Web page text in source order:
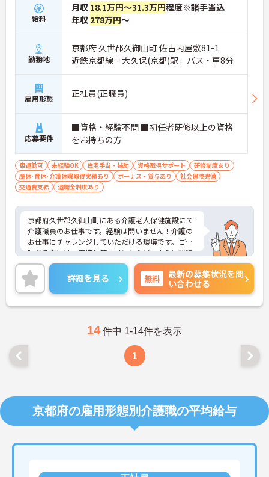
給料
月収 18.1万円～31.3万円程度※諸手当込
年収 278万円～
勤務地
京都府 久世郡久御山町 佐古内屋敷81-1
近鉄京都線「大久保(京都)駅」バス・車8分
雇用形態 正社員(正職員)
応募要件
■資格・経験不問 ■初任者研修以上の資格
をお持ちの方
車通勤可 未経験OK 住宅手当・補助 資格取得サポート
研修制度あり
産休･育休･介護休暇取得実績あり
ボーナス・賞与あり
社会保険完備
交通費支給
退職金制度あり
京都府久世郡久御山町にある介護老人保健施設にて
介護職員のお仕事です。経験は問いません！介護の
お仕事にチャレンジしていただける環境です。ご興
味ある方には、面接対策ポイントなど、さらに詳細
をお話しいたしますのでお気軽にご相談ください。
詳細を見る 無料
最新の募集状況を問
い合わせる
14 件中 1-14件を表示
1
京都府の雇用形態別介護職の平均給与